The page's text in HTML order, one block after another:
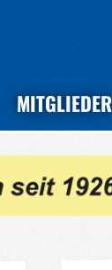
MITGLIEDER